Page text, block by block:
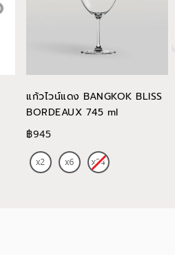
แก้วไวน์แดง BANGKOK BLISS
BORDEAUX 745 ml
฿945